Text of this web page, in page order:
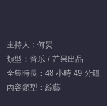
主持人：何炅
類型：音乐 / 芒果出品
全集時長：48 小時 49 分鐘
內容類型：綜藝